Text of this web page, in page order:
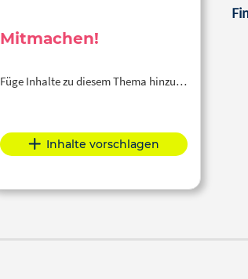
theoretisches Wissen mit
handlungsorientierter
Mitmachen!
Füge Inhalte zu diesem Thema hinzu…
Inhalte vorschlagen